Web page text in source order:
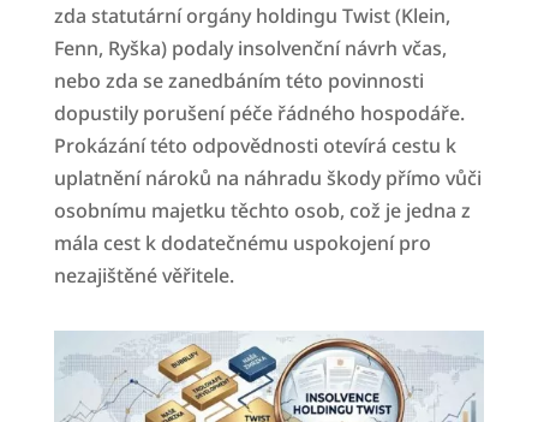
zda statutární orgány holdingu Twist (Klein,
Fenn, Ryška) podaly insolvenční návrh včas,
nebo zda se zanedbáním této povinnosti
dopustily porušení péče řádného hospodáře.
Prokázání této odpovědnosti otevírá cestu k
uplatnění nároků na náhradu škody přímo vůči
osobnímu majetku těchto osob, což je jedna z
mála cest k dodatečnému uspokojení pro
nezajištěné věřitele.